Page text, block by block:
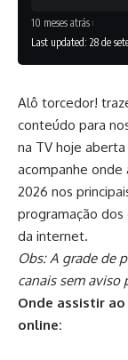
Last updated: 28 de
10 meses atrás
Alô torcedor!
conteúdo para
na TV hoje
acompanhe
2026 nos
programação
da internet.
Obs: A grade de
canais sem aviso
Onde assistir
online: